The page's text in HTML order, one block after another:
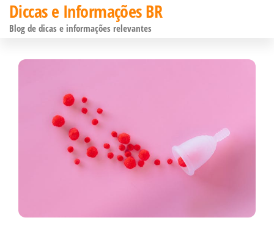
Pular
para
Diccas e Informações BR
Blog de dicas e informações relevantes